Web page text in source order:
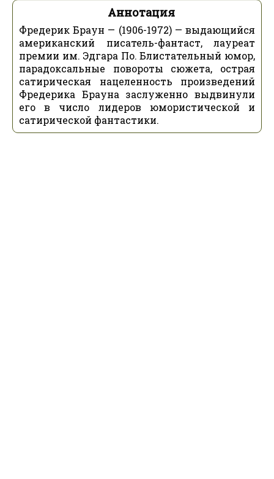
Аннотация
Фредерик Браун — (1906-1972) — выдающийся
американский писатель-фантаст, лауреат
премии им. Эдгара По. Блистательный юмор,
парадоксальные повороты сюжета, острая
сатирическая нацеленность произведений
Фредерика Брауна заслуженно выдвинули
его в число лидеров юмористической и
сатирической фантастики.